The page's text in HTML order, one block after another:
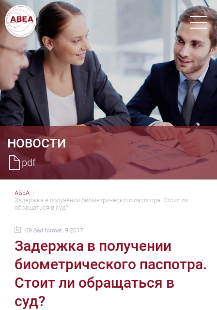
НОВОСТИ
pdf
АБЕА
Задержка в получении биометрического паспотра. Стоит ли
обращаться в суд?
09 Bad format: 9 2017
Задержка в получении
биометрического паспотра.
Стоит ли обращаться в
суд?